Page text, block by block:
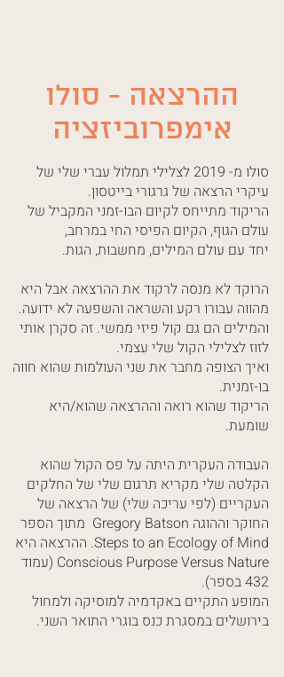
ההרצאה - סולו
אימפרוביזציה
סולו מ- 2019 לצלילי תמלול עברי שלי של
עיקרי הרצאה של גרגורי בייטסון.
הריקוד מתייחס לקיום הבו-זמני המקביל של
עולם הגוף, הקיום הפיסי החי במרחב,
יחד עם עולם המילים, מחשבות, הגות.
הרוקד לא מנסה לרקוד את ההרצאה אבל היא
מהווה עבורו רקע והשראה והשפעה לא ידועה.
והמילים הם גם קול פיזי ממשי. זה סקרן אותי
לזוז לצלילי הקול שלי עצמי.
ואיך הצופה מחבר את שני העולמות שהוא חווה
בו-זמנית.
הריקוד שהוא רואה וההרצאה שהוא/היא
שומעת.
העבודה העקרית היתה על פס הקול שהוא
הקלטה שלי מקריא תרגום שלי של החלקים
העקריים (לפי עריכה שלי) של הרצאה של
החוקר וההוגה Gregory Batson מתוך הספר
Steps to an Ecology of Mind. ההרצאה היא
Conscious Purpose Versus Nature (עמוד
432 בספר).
המופע התקיים באקדמיה למוסיקה ולמחול
בירושלים במסגרת כנס בוגרי התואר השני.